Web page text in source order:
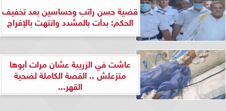
قضية حسن راتب وحساسين بعد تخفيف
الحكم: بدأت بالمشدد وانتهت بالإفراج
عاشت في الزريبة عشان مرات أبوها
متزعلش .. القصة الكاملة لضحية
القهر...